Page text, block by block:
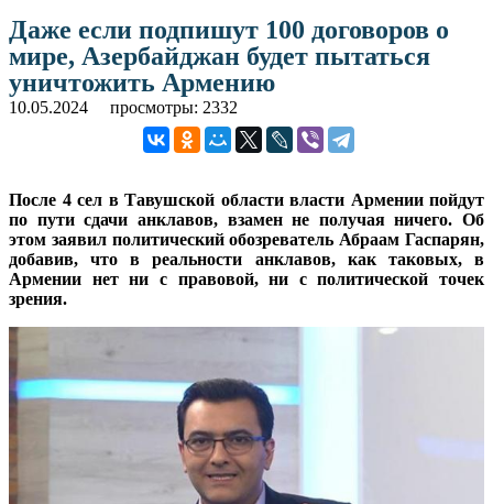
Даже если подпишут 100 договоров о
мире, Азербайджан будет пытаться
уничтожить Армению
10.05.2024 просмотры: 2332
После 4 сел в Тавушской области власти Армении пойдут
по пути сдачи анклавов, взамен не получая ничего. Об
этом заявил политический обозреватель Абраам Гаспарян,
добавив, что в реальности анклавов, как таковых, в
Армении нет ни с правовой, ни с политической точек
зрения.